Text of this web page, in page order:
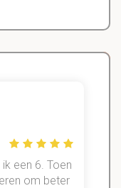
een 6. Toen
om beter